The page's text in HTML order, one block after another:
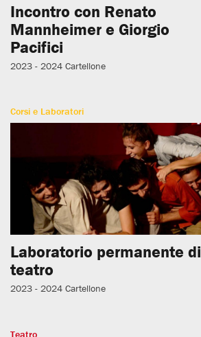
Incontro con Renato
Mannheimer e Giorgio
Pacifici
2023 - 2024 Cartellone
Corsi e Laboratori
Laboratorio permanente di
teatro
2023 - 2024 Cartellone
Teatro